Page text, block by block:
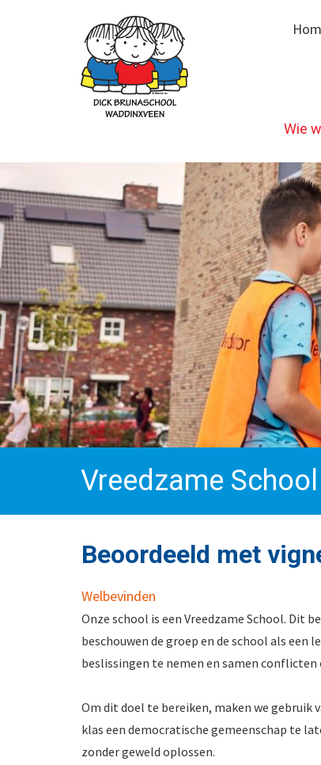
Wie
Vreedzame
Beoordeeld met
Welbevinden
Onze school is een Vreedzame School. Dit
beschouwen de groep en de school als
beslissingen te nemen en samen
Om dit doel te bereiken, maken we gebruik
klas een democratische gemeenschap te
zonder geweld oplossen.